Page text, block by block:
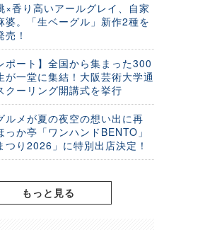
×香り高いアールグレイ、自家
婆。「生ベーグル」新作2種を
！
ポート】全国から集まった300
が一堂に集結！大阪芸術大学通
クーリング開講式を挙行
ルメが夏の夜空の想い出に再
っか亭「ワンハンドBENTO」
つり2026」に特別出店決定！
もっと見る